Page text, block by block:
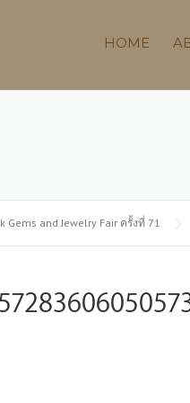
HOME
and Jewelry Fair ครั้งที่ 71